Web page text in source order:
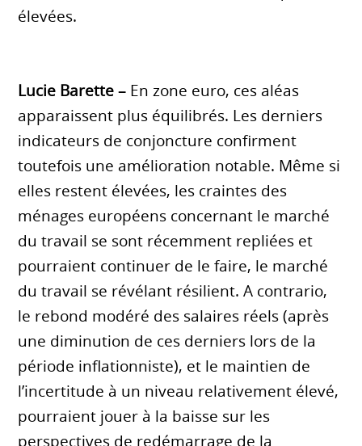
élevées.
Lucie Barette – En zone euro, ces aléas
apparaissent plus équilibrés. Les derniers
indicateurs de conjoncture confirment
toutefois une amélioration notable. Même si
elles restent élevées, les craintes des
ménages européens concernant le marché
du travail se sont récemment repliées et
pourraient continuer de le faire, le marché
du travail se révélant résilient. A contrario,
le rebond modéré des salaires réels (après
une diminution de ces derniers lors de la
période inflationniste), et le maintien de
l’incertitude à un niveau relativement élevé,
pourraient jouer à la baisse sur les
perspectives de redémarrage de la